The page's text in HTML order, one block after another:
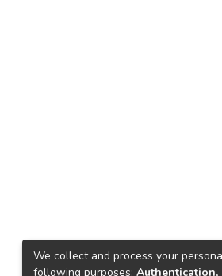
We collect and process your
following purposes: Authentication,